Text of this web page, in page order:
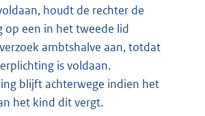
houdt de rechter de
op een in het tweede lid
ambtshalve aan, totdat
is voldaan.
blijft achterwege indien het
het kind dit vergt.